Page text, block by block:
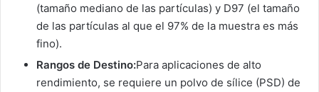
(tamaño mediano de las partículas) y D97 (el tamaño
de las partículas al que el 97% de la muestra es más
fino).
Rangos de Destino:Para aplicaciones de alto
rendimiento, se requiere un polvo de sílice (PSD) de